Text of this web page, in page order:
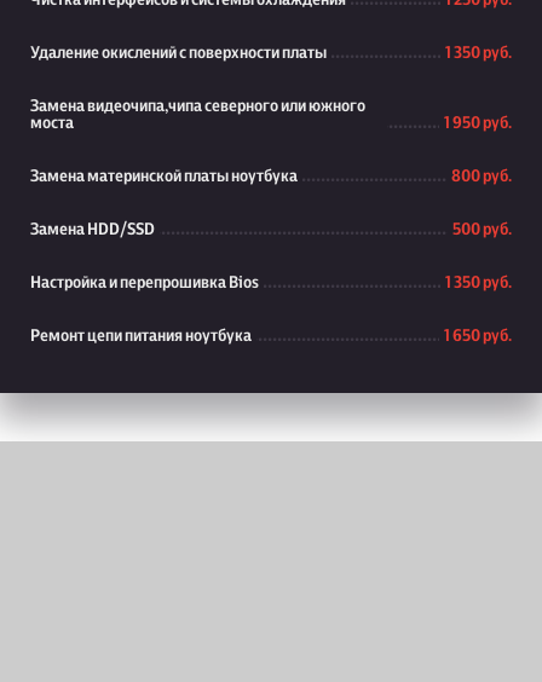
Удаление окислений с поверхности платы 1 350 руб.
Замена видеочипа,чипа северного или южного
моста
1 950 руб.
Замена материнской платы ноутбука 800 руб.
Замена HDD/SSD 500 руб.
Настройка и перепрошивка Bios 1 350 руб.
Ремонт цепи питания ноутбука 1 650 руб.